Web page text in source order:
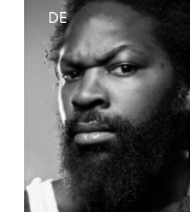
DE